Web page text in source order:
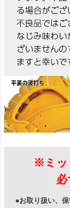
※ミッ
●お取り扱い、